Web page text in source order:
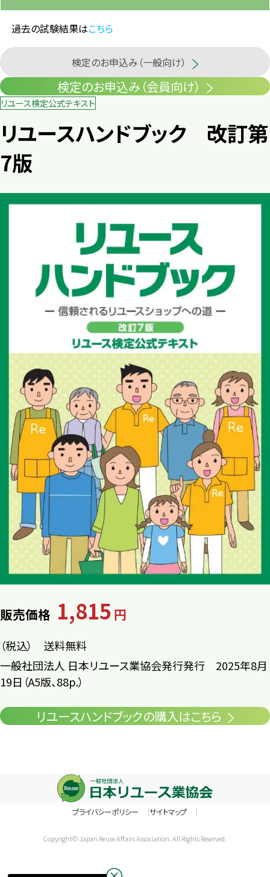
過去の試験結果はこちら
検定のお申込み（一般向け）
検定のお申込み（会員向け）
リユース検定公式テキスト
リユースハンドブック 改訂第
7版
販売価格 1,815 円
（税込） 送料無料
一般社団法人 日本リユース業協会発行発行 2025年8月
19日（A5版、88p.）
リユースハンドブックの購入はこちら
プライバシーポリシー サイトマップ
Copyright© Japan Reuse Affairs Association. All Rights Reserved.